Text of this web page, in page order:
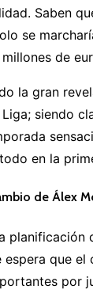
Saben
se
de
la gran
siendo
en la
de Álex
planificación
espera que el
por